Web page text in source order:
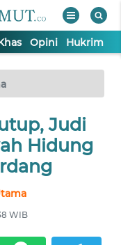
Opini Hukrim
Judi
Hidung
WIB